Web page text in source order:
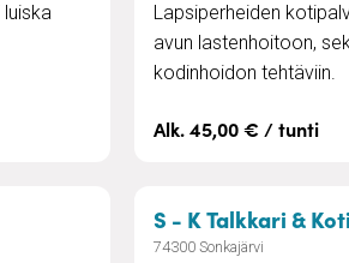
Lapsiperheiden
avun lastenhoitoon,
kodinhoidon tehtäviin.
Alk. 45,00 € / tunti
sijaistusS - K Talkkari &
74300 Sonkajärvi